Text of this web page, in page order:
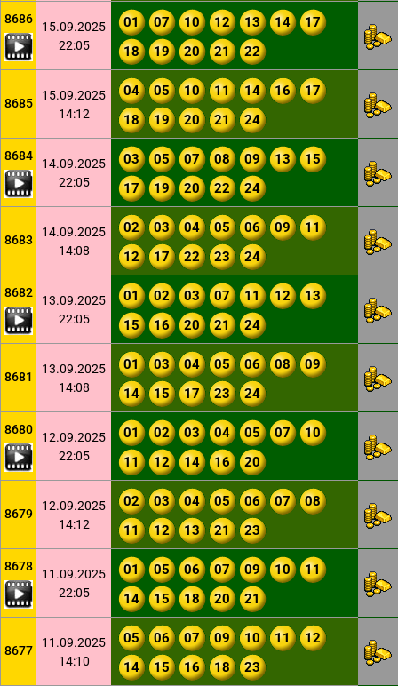
8686
15.09.2025
22:05
01 07 10 12 13 14
17
18
19 20 21 22
8685
15.09.2025
14:12
04 05 10 11 14 16
17
18
19 20 21 24
8684
14.09.2025
22:05
03 05 07 08 09 13
15
17
19 20 22 24
8683
14.09.2025
14:08
02 03 04 05 06 09
11
12
17 22 23 24
8682
13.09.2025
22:05
01 02 03 07 11 12
13
15
16 20 21 24
8681
13.09.2025
14:08
01 03 04 05 06 08
09
14
15 17 23 24
8680
12.09.2025
22:05
01 02 03 04 05 07
10
11
12 14 16 20
8679
12.09.2025
14:12
02 03 04 05 06 07
08
11
12 13 21 23
8678
11.09.2025
22:05
01 05 06 07 09 10
11
14
15 18 20 21
8677
11.09.2025
14:10
05 06 07 09 10 11
12
14
15 16 18 23